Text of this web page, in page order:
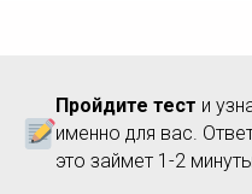
Пройдите тест и
именно для вас.
это займет 1-2